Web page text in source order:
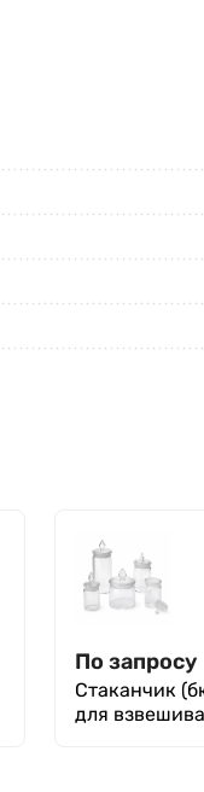
По запросу
Стаканчик
для